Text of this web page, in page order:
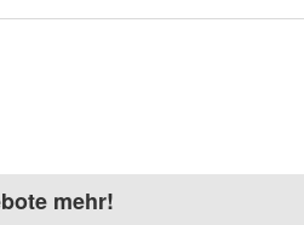
mehr!